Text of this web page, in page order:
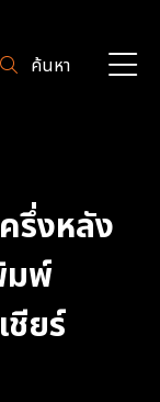
ค้นหา
รึ่งหลัง
มพ์
ชียร์